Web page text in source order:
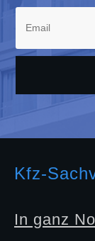
Kfz-
In ganz